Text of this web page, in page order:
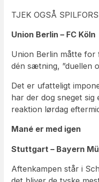
TJEK OGSÅ
Union Berlin – FC Köln
Union Berlin måtte for
dén sætning, ”duellen
Det er ufatteligt
har der dog sneget
reaktion lørdag
Mané er med igen
Stuttgart – Bayern
Aftenkampen står i